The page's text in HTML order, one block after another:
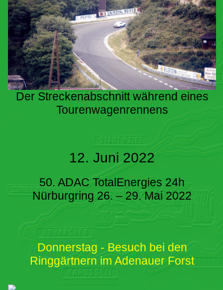
Der Streckenabschnitt während eines
Tourenwagenrennens
12. Juni 2022
50. ADAC TotalEnergies 24h
Nürburgring 26. – 29. Mai 2022
Donnerstag - Besuch bei den
Ringgärtnern im Adenauer Forst